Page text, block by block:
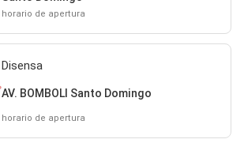
horario de apertura
Disensa
AV. BOMBOLI Santo Domingo
horario de apertura